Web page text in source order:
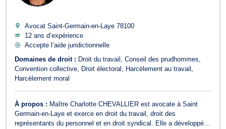
Avocat Saint-Germain-en-Laye 78100
12 ans d’expérience
Accepte l’aide juridictionnelle
Domaines de droit : Droit du travail
Conseil des prudhommes
Convention collective
Droit électoral
Harcèlement au travail
Harcèlement moral
À propos : Maître Charlotte CHEVALLIER est avocate à Saint
Germain-en-Laye et exerce en droit du travail, droit des
représentants du personnel et en droit syndical. Elle a développé